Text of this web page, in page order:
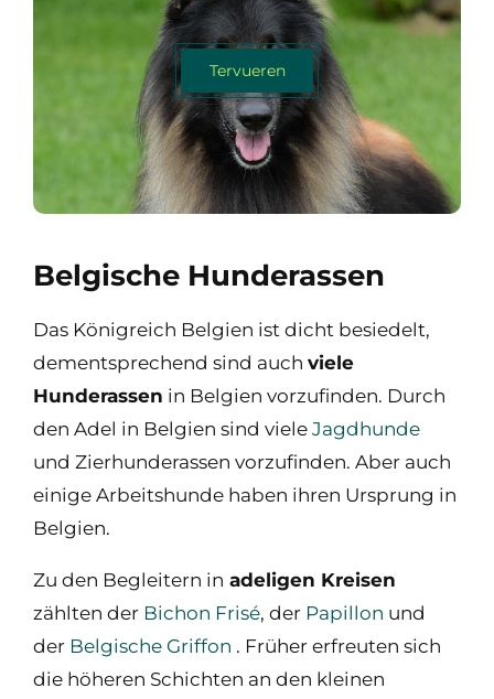
Tervueren
Belgische Hunderassen
Das Königreich Belgien ist dicht besiedelt,
dementsprechend sind auch viele
Hunderassen in Belgien vorzufinden. Durch
den Adel in Belgien sind viele Jagdhunde
und Zierhunderassen vorzufinden. Aber auch
einige Arbeitshunde haben ihren Ursprung in
Belgien.
Zu den Begleitern in adeligen Kreisen
zählten der Bichon Frisé, der Papillon und
der Belgische Griffon . Früher erfreuten sich
die höheren Schichten an den kleinen